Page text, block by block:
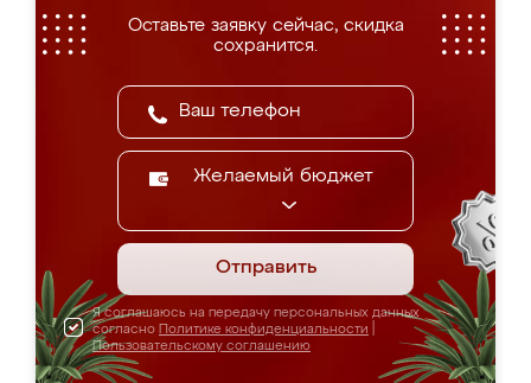
Оставьте заявку сейчас, скидка
сохранится.
Желаемый бюджет
Отправить
Я соглашаюсь на передачу персональных данных
согласно Политике конфиденциальности
Пользовательскому соглашению